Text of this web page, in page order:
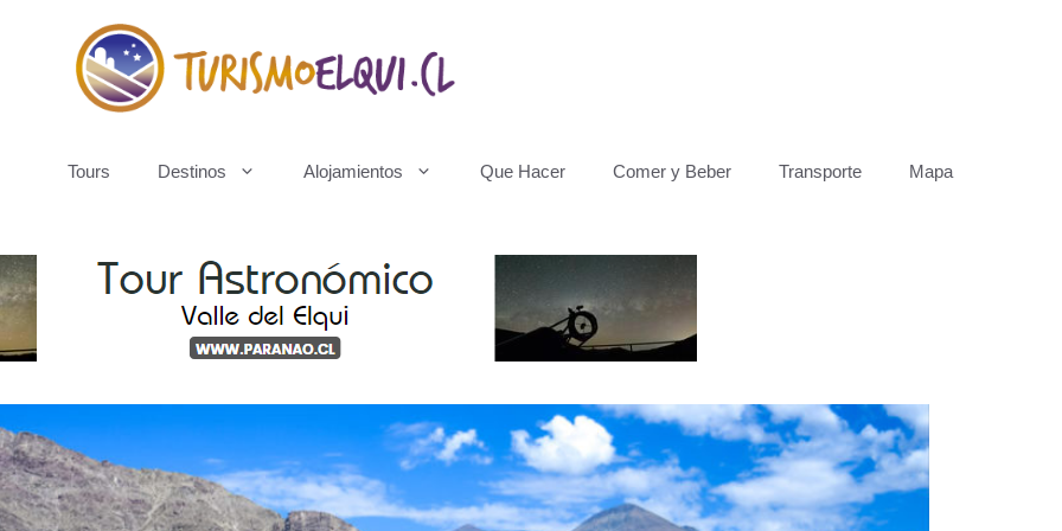
Tours Destinos Alojamientos Que Hacer Comer y Beber Transporte Mapa